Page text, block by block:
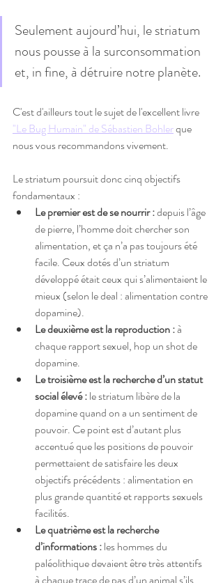
Seulement aujourd’hui, le striatum
nous pousse à la surconsommation
et, in fine, à détruire notre planète.
C'est d'ailleurs tout le sujet de l'excellent livre
"Le Bug Humain" de Sébastien Bohler que
nous vous recommandons vivement.
Le striatum poursuit donc cinq objectifs
fondamentaux :
Le premier est de se nourrir : depuis l’âge
de pierre, l’homme doit chercher son
alimentation, et ça n’a pas toujours été
facile. Ceux dotés d’un striatum
développé était ceux qui s’alimentaient le
mieux (selon le deal : alimentation contre
dopamine).
Le deuxième est la reproduction : à
chaque rapport sexuel, hop un shot de
dopamine.
Le troisième est la recherche d’un statut
social élevé : le striatum libère de la
dopamine quand on a un sentiment de
pouvoir. Ce point est d’autant plus
accentué que les positions de pouvoir
permettaient de satisfaire les deux
objectifs précédents : alimentation en
plus grande quantité et rapports sexuels
facilités.
Le quatrième est la recherche
d’informations : les hommes du
paléolithique devaient être très attentifs